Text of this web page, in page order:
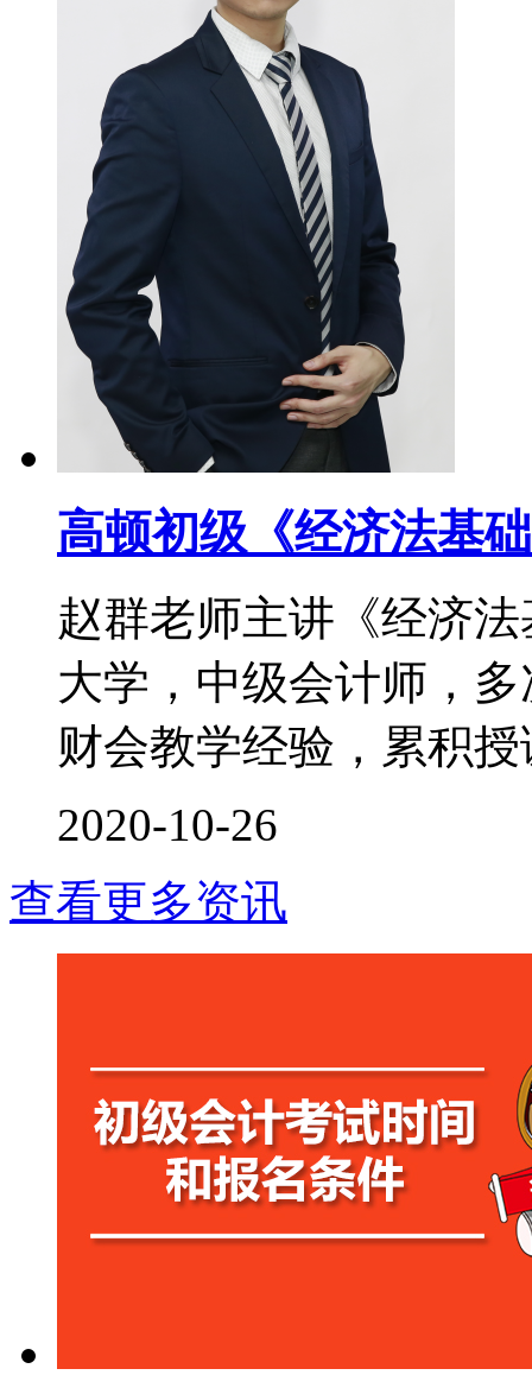
高顿初级《经济法基
赵群老师主讲《经济
大学，中级会计师，
财会教学经验，累积
2020-10-26
查看更多资讯